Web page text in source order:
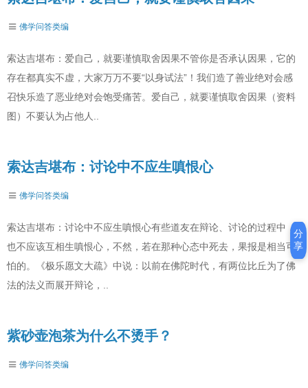
佛学问答类编
索达吉堪布：爱自己，就要谨慎取舍因果不管你是否承认因果，它的
存在都真实不虚，大家万万不要“以身试法”！我们造了善业绝对会感
召快乐造了恶业绝对会饱受痛苦。爱自己，就要谨慎取舍因果（资料
图）不要认为占他人..
索达吉堪布：讨论中不应生嗔恨心
佛学问答类编
索达吉堪布：讨论中不应生嗔恨心有些道友在辩论、讨论的过程中，
也不应该互相生嗔恨心，不然，若在那种心态中死去，果报是相当可
怕的。《极乐愿文大疏》中说：以前在佛陀时代，有两位比丘为了佛
法的法义而展开辩论，..
紫砂壶泡茶为什么不烫手？
佛学问答类编
分
享